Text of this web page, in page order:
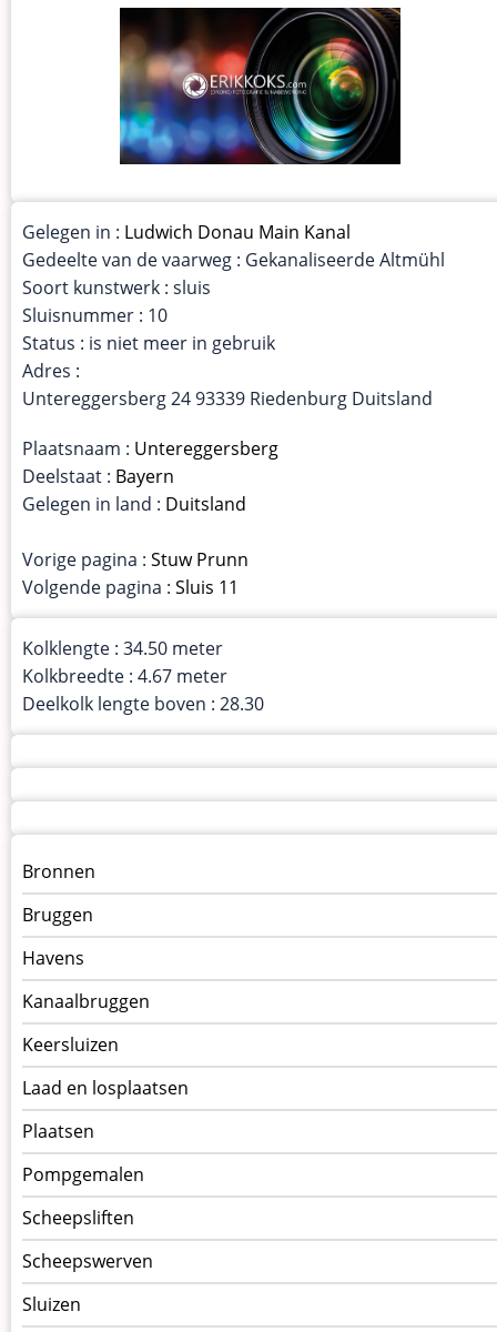
Gelegen in : Ludwich Donau Main Kanal
Gedeelte van de vaarweg : Gekanaliseerde Altmühl
Soort kunstwerk : sluis
Sluisnummer : 10
Status : is niet meer in gebruik
Adres :
Untereggersberg 24 93339 Riedenburg Duitsland
Plaatsnaam : Untereggersberg
Deelstaat : Bayern
Gelegen in land : Duitsland
Vorige pagina : Stuw Prunn
Volgende pagina : Sluis 11
Kolklengte : 34.50 meter
Kolkbreedte : 4.67 meter
Deelkolk lengte boven : 28.30
Menu
kunstwerken
op
kunstwerkpagina
Bronnen
Bruggen
Havens
Kanaalbruggen
Keersluizen
Laad en losplaatsen
Plaatsen
Pompgemalen
Scheepsliften
Scheepswerven
Sluizen